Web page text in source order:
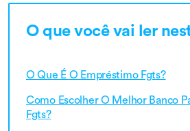
O que você vai ler
O Que É O Empréstimo Fgts?
Como Escolher O Melhor Banco
Fgts?